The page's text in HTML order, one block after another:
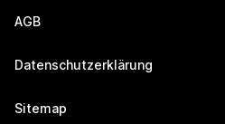
AGB
Datenschutzerklärung
Sitemap